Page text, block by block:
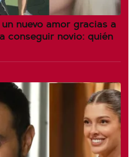
nuevo amor gracias a
conseguir novio: quién